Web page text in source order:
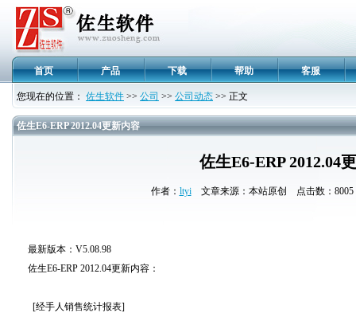
首页 产品 下载 帮助 客服
您现在的位置： 佐生软件 >> 公司 >> 公司动态 >> 正文
佐生E6-ERP 2012.04更新内容
佐生E6-ERP 2012.04
作者： ltyi文章来源：本站原创 点击数：
最新版本：V5.08.98
佐生E6-ERP 2012.04更新内容：
[经手人销售统计报表]